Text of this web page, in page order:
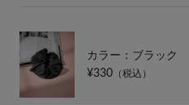
カラー：ブラック
¥330 （税込）